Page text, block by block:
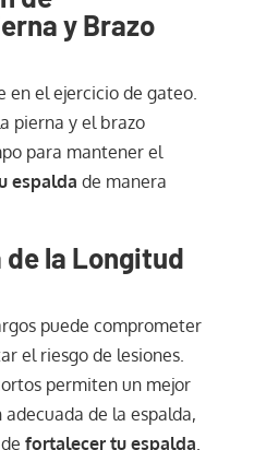
y Brazo
en el ejercicio de gateo.
pierna y el brazo
para mantener el
espalda de manera
la Longitud
puede comprometer
el riesgo de lesiones.
permiten un mejor
de la espalda,
fortalecer tu espalda